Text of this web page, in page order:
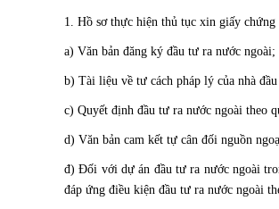
1. Hồ sơ thực hiện thủ tục xin giấy
a) Văn bản đăng ký đầu tư ra nước ngoài;
b) Tài liệu về tư cách pháp lý của nhà
c) Quyết định đầu tư ra nước ngoài theo
d) Văn bản cam kết tự cân đối nguồn
đ) Đối với dự án đầu tư ra nước ngoài
đáp ứng điều kiện đầu tư ra nước ngoài